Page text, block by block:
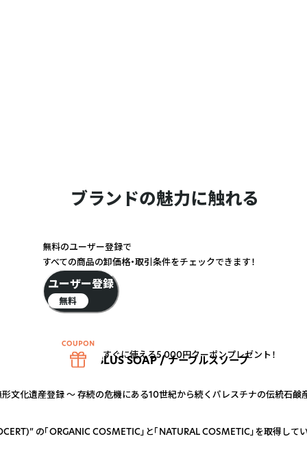
ブランドの魅力に触れる
NABLUS SOAP / ナーブルスソープ
形文化遺産登録 ～ 存続の危機にある10世紀から続くパレスチナの伝統石鹸
の「ORGANIC COSMETIC」と「NATURAL COSMETIC」を取得してい
無料のユーザー登録で
すべての商品の卸価格・取引条件をチェックできます！
ユーザー登録
無料
すぐに使える5,000円クーポンプレゼント！